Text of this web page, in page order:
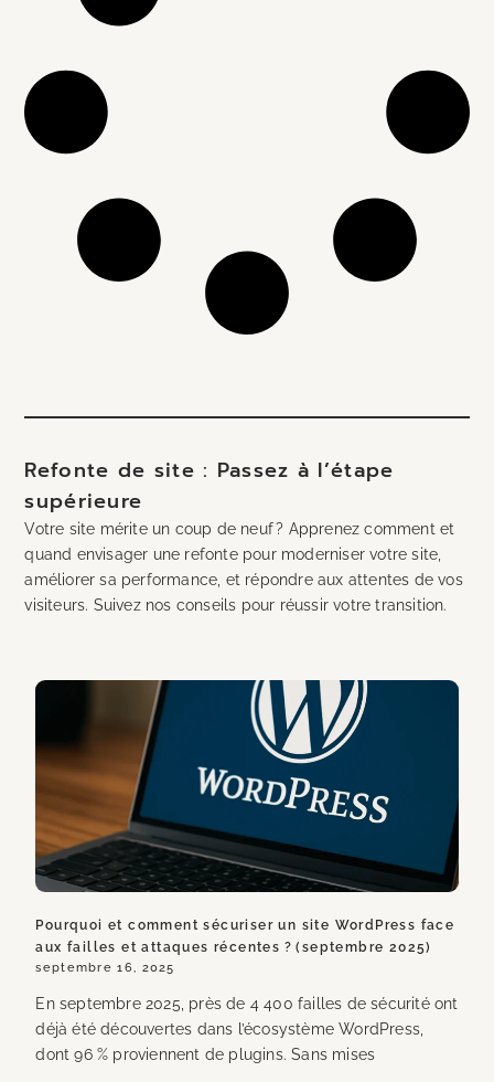
Refonte de site : Passez à l’étape
supérieure
Votre site mérite un coup de neuf ? Apprenez comment et
quand envisager une refonte pour moderniser votre site,
améliorer sa performance, et répondre aux attentes de vos
visiteurs. Suivez nos conseils pour réussir votre transition.
Pourquoi et comment sécuriser un site WordPress face
aux failles et attaques récentes ? (septembre 2025)
septembre 16, 2025
En septembre 2025, près de 4 400 failles de sécurité ont
déjà été découvertes dans l’écosystème WordPress,
dont 96 % proviennent de plugins. Sans mises